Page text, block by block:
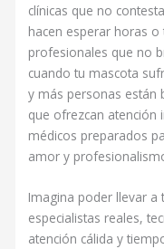
clínicas que no
hacen esperar horas
profesionales que no
cuando tu mascota
y más personas están
que ofrezcan
médicos preparados
amor y
Imagina poder llevar a
especialistas reales,
atención cálida y